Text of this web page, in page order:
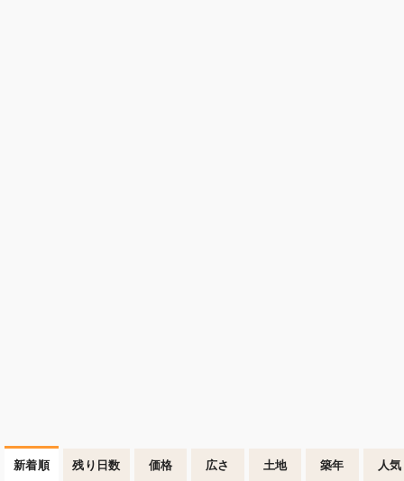
新着順 残り日数 価格 広さ 土地 築年 人気